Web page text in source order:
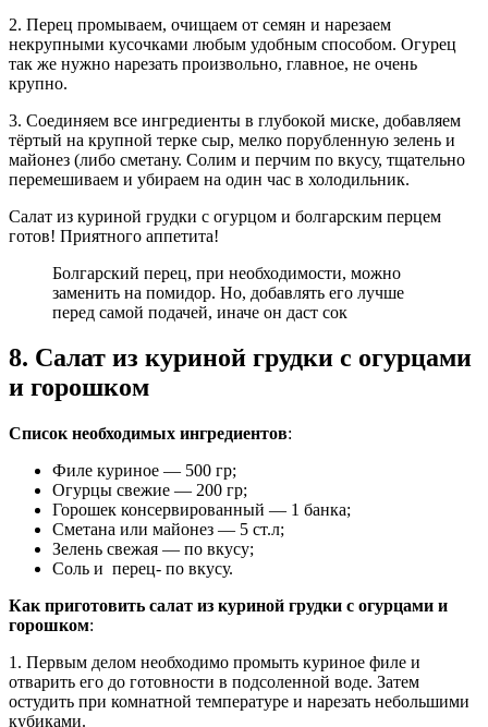
2. Перец промываем, очищаем от семян и нарезаем
некрупными кусочками любым удобным способом. Огурец
так же нужно нарезать произвольно, главное, не очень
крупно.
3. Соединяем все ингредиенты в глубокой миске, добавляем
тёртый на крупной терке сыр, мелко порубленную зелень и
майонез (либо сметану. Солим и перчим по вкусу, тщательно
перемешиваем и убираем на один час в холодильник.
Салат из куриной грудки с огурцом и болгарским перцем
готов! Приятного аппетита!
Болгарский перец, при необходимости, можно
заменить на помидор. Но, добавлять его лучше
перед самой подачей, иначе он даст сок
8. Салат из куриной грудки с огурцами
и горошком
Список необходимых ингредиентов:
Филе куриное — 500 гр;
Огурцы свежие — 200 гр;
Горошек консервированный — 1 банка;
Сметана или майонез — 5 ст.л;
Зелень свежая — по вкусу;
Соль и перец- по вкусу.
Как приготовить салат из куриной грудки с огурцами и
горошком:
1. Первым делом необходимо промыть куриное филе и
отварить его до готовности в подсоленной воде. Затем
остудить при комнатной температуре и нарезать небольшими
кубиками.